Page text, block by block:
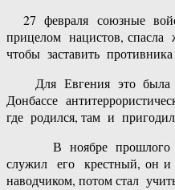
27 февраля союзные
прицелом нацистов,
чтобы заставить
Для Евгения это была
Донбассе
где родился, там и
В ноябре прошлого года
служил его крестный, он
наводчиком, потом стал